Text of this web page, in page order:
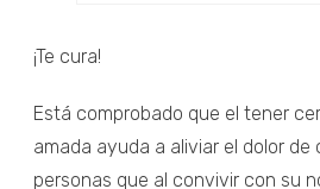
¡Te cura!
Está comprobado que el tener
amada ayuda a aliviar el dolor de
personas que al convivir con su